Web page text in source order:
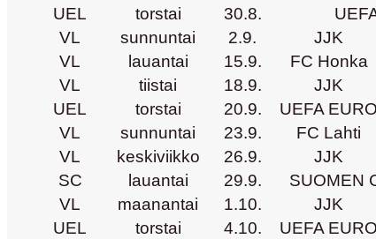
UEL
torstai 30.8.
VL
sunnuntai 2.9. JJK
VL
lauantai 15.9. FC Honka
VL
tiistai 18.9. JJK
UEL
torstai 20.9.
UEFA
VL
sunnuntai 23.9. FC Lahti
VL
keskiviikko 26.9. JJK
SC
lauantai 29.9. SUOMEN
VL
maanantai 1.10. JJK
UEL
torstai 4.10. UEFA